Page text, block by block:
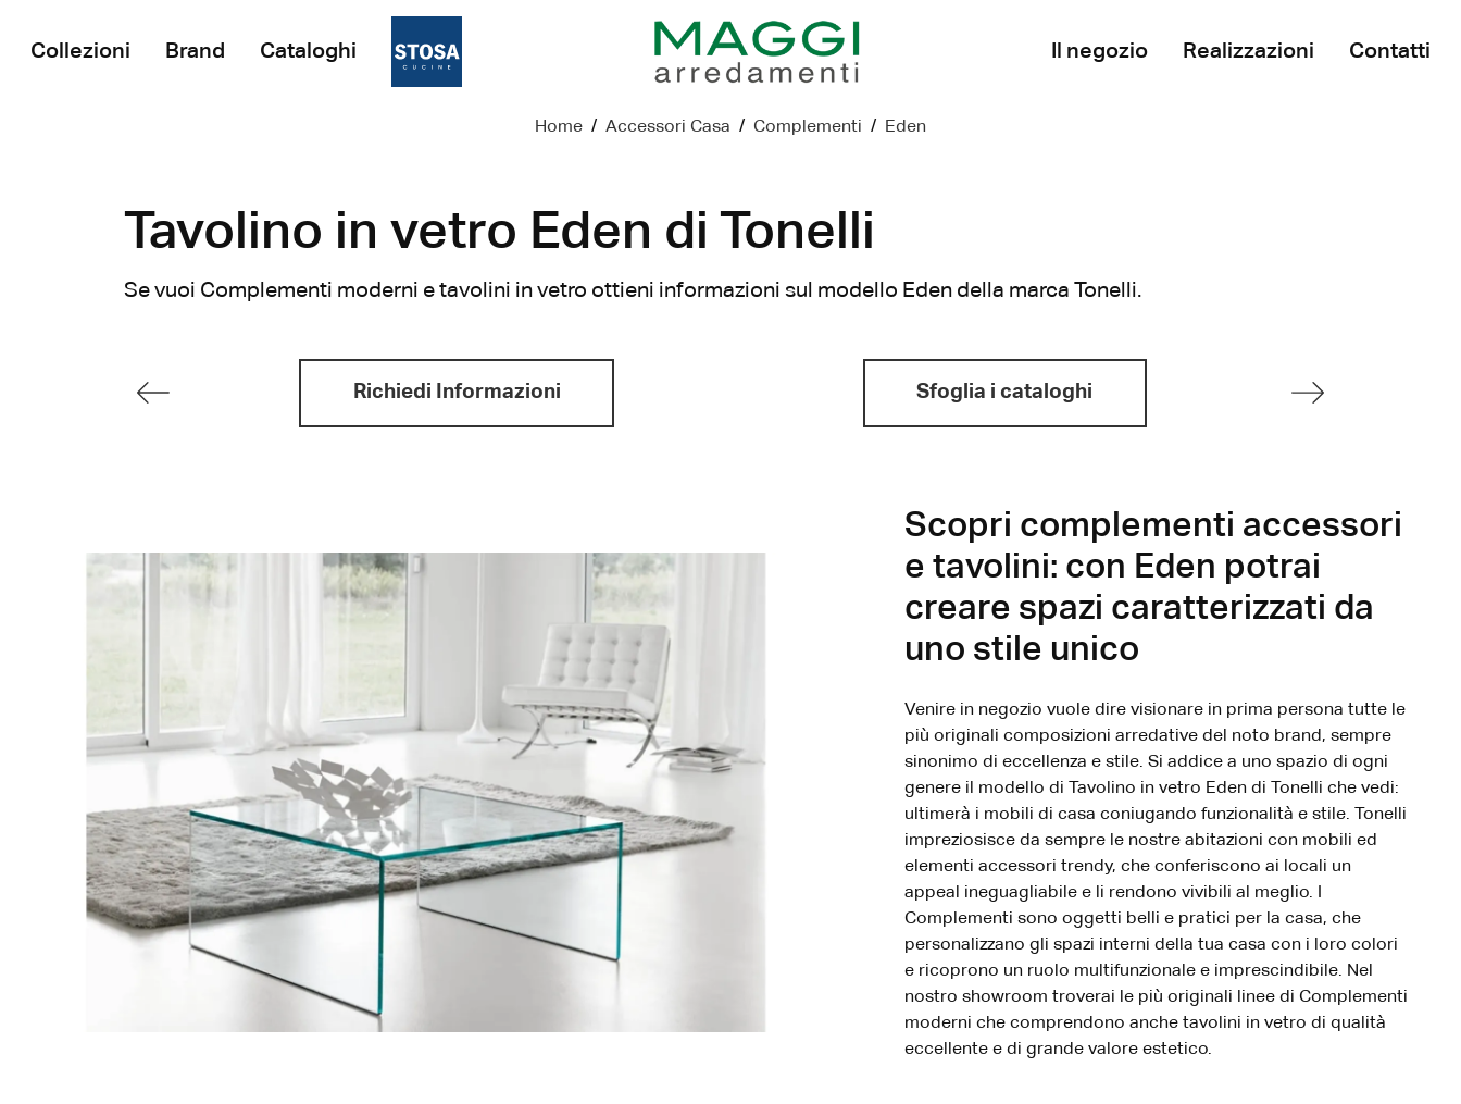
Collezioni Brand Cataloghi Il negozio Realizzazioni Contatti
Home / Accessori Casa / Complementi / Eden
Tavolino in vetro Eden di Tonelli
Se vuoi Complementi moderni e tavolini in vetro ottieni informazioni sul modello Eden della marca Tonelli.
Richiedi Informazioni Sfoglia i cataloghi
Scopri complementi accessori
e tavolini: con Eden potrai
creare spazi caratterizzati da
uno stile unico
Venire in negozio vuole dire visionare in prima persona tutte le
più originali composizioni arredative del noto brand, sempre
sinonimo di eccellenza e stile. Si addice a uno spazio di ogni
genere il modello di Tavolino in vetro Eden di Tonelli che vedi:
ultimerà i mobili di casa coniugando funzionalità e stile. Tonelli
impreziosisce da sempre le nostre abitazioni con mobili ed
elementi accessori trendy, che conferiscono ai locali un
appeal ineguagliabile e li rendono vivibili al meglio. I
Complementi sono oggetti belli e pratici per la casa, che
personalizzano gli spazi interni della tua casa con i loro colori
e ricoprono un ruolo multifunzionale e imprescindibile. Nel
nostro showroom troverai le più originali linee di Complementi
moderni che comprendono anche tavolini in vetro di qualità
eccellente e di grande valore estetico.